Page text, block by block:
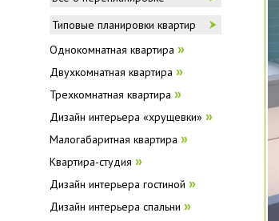
Типовые планировки квартир
Однокомнатная квартира »
Двухкомнатная квартира »
Трехкомнатная квартира »
Дизайн интерьера «хрущевки» »
Малогабаритная квартира »
Квартира-студия »
Дизайн интерьера гостиной »
Дизайн интерьера спальни »